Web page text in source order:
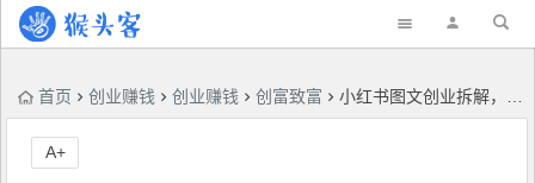
首页 创业赚钱 创业赚钱 创富致富 小红书图文创业拆解，暴力引流法，零成本月入1w+【揭秘】
A+